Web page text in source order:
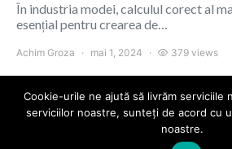
În industria modei, calculul corect al
esențial pentru crearea de…
Achim Groza mai 1, 2024 379 views
Colours of
Cookie-urile ne ajută să livrăm serviciile
serviciilor noastre, sunteți de acord cu
noastre.